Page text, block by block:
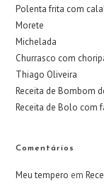
Polenta frita com
Morete
Michelada
Churrasco com
Thiago Oliveira
Receita de Bombom
Receita de Bolo com
Comentários
Meu tempero em